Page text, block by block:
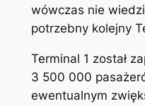
wówczas nie
potrzebny kolejny
Terminal 1 został
3 500 000
ewentualnym